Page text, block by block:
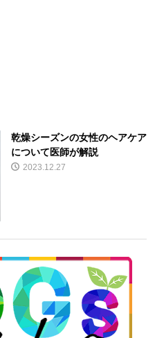
乾燥シーズンの女性のヘアケア
について医師が解説
2023.12.27